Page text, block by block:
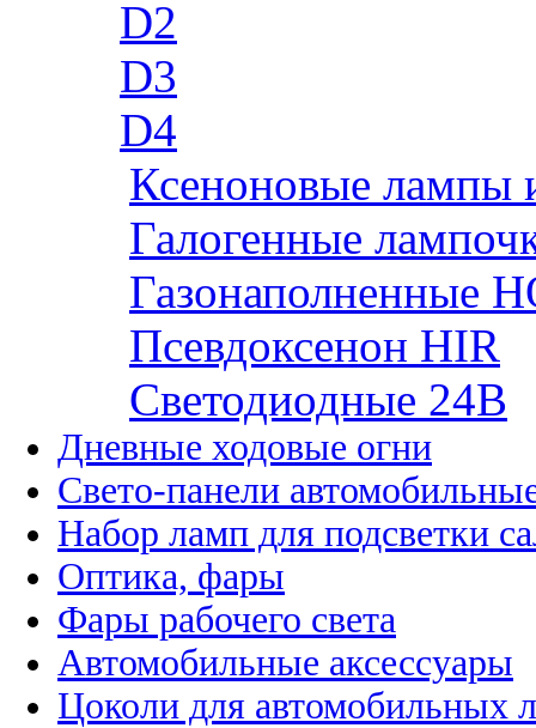
D2
D3
D4
Ксеноновые лампы
Галогенные
Газонаполненные
Псевдоксенон HIR
Cветодиодные 24B
Дневные ходовые огни
Свето-панели
Набор ламп для подсветки
Оптика, фары
Фары рабочего света
Автомобильные аксессуары
Цоколи для автомобильных